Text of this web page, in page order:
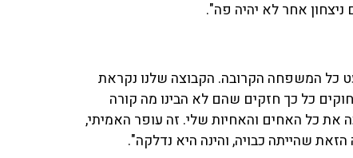
ניצחון אחר לא יהיה פה".
כל המשפחה הקרובה. הקבוצה שלנו נקראת
כל כך חזקים שהם לא הבינו מה קורה
את כל האחים והאחיות שלי. זה עופר האמיתי,
שהייתה כבויה, והינה היא נדלקה".